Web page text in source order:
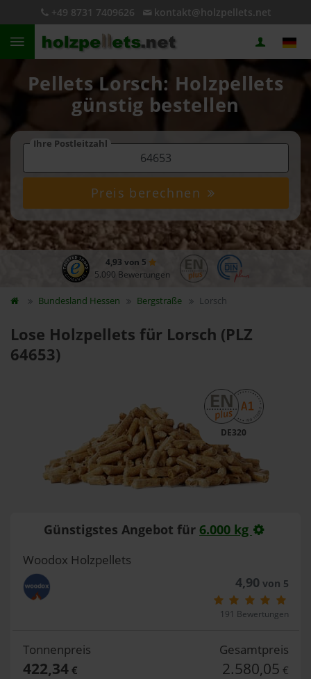
+49 8731 7409626 kontakt@holzpellets.net
Pellets Lorsch: Holzpellets
günstig bestellen
Ihre Postleitzahl
Preis berechnen
4,93 von 5
5.090 Bewertungen
Bundesland Hessen Bergstraße Lorsch
Lose Holzpellets für Lorsch (PLZ
64653)
DE320
Günstigstes Angebot für 6.000 kg
Woodox Holzpellets
4,90 von 5
191 Bewertungen
Tonnenpreis
422,34€
Gesamtpreis
2.580,05 €